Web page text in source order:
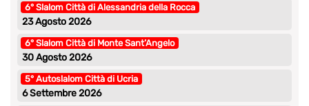
6° Slalom Città di Alessandria della Rocca
23 Agosto 2026
6° Slalom Città di Monte Sant’Angelo
30 Agosto 2026
5° Autoslalom Città di Ucria
6 Settembre 2026